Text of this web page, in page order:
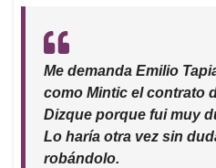
Me demanda Emilio
como Mintic el contrato
Dizque porque fui muy
Lo haría otra vez sin
robándolo.